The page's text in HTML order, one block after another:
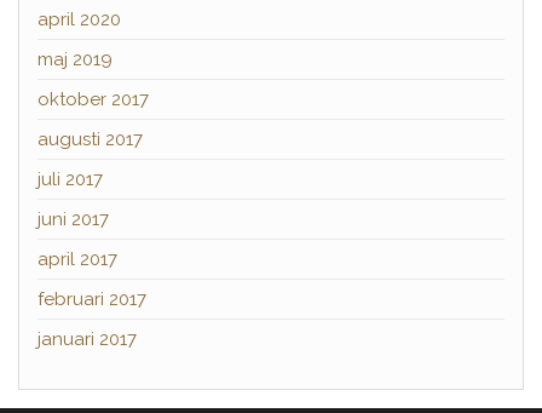
april 2020
maj 2019
oktober 2017
augusti 2017
juli 2017
juni 2017
april 2017
februari 2017
januari 2017